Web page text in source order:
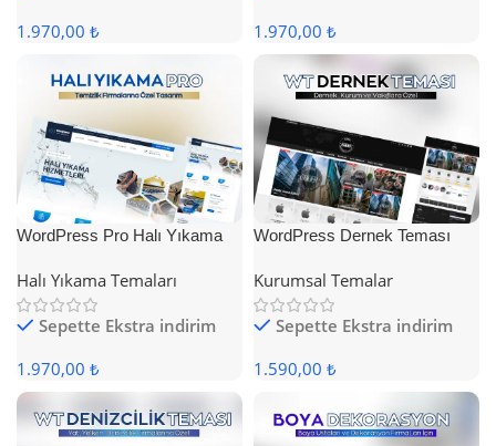
1.970,00 ₺
1.970,00 ₺
WordPress Pro Halı Yıkama
Halı Yıkama Temaları
Sepette Ekstra indirim
1.970,00 ₺
WordPress Dernek Teması
Kurumsal Temalar
Sepette Ekstra indirim
1.590,00 ₺